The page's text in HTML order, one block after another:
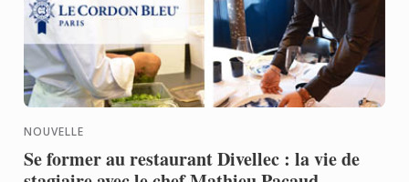
NOUVELLE
Se former au restaurant Divellec : la vie de